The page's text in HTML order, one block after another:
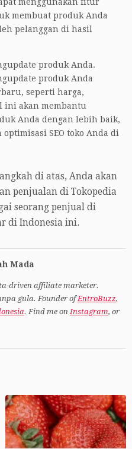
membuat produk Anda
pelanggan di hasil
produk Anda.
produk Anda
seperti harga,
ini akan membantu
Anda dengan lebih baik,
SEO toko Anda di
di atas, Anda akan
penjualan di Tokopedia
seorang penjual di
di Indonesia ini.
Mada
driven affiliate marketer.
gula. Founder ofEntroBuzz,
. Find me on Instagram, or